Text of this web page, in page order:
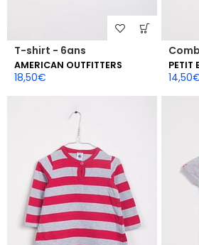
T-shirt - 6ans
AMERICAN OUTFITTERS
18,50€
PETIT
14,50